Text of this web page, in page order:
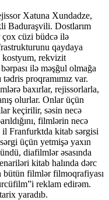
Xatuna Xundadze,
Baduraşvili. Dostlarım
çox cüzi büdcə ilə
qaydaya
kostyum, rekvizit
ilə məşğul olmağa
proqramımız var.
baxırlar, rejissorlarla,
olurlar. Onlar üçün
keçirilir, səsin necə
filmlərin necə
Franfurktda kitab sərgisi
üçün yetmişə yaxın
diafilmlər əsasında
kitab halında dərc
bütün filmlər filmoqrafiyası
reklam edirəm.
yaradıb.